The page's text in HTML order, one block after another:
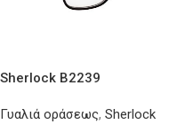
Sherlock B2239
Γυαλιά οράσεως, Sherlock